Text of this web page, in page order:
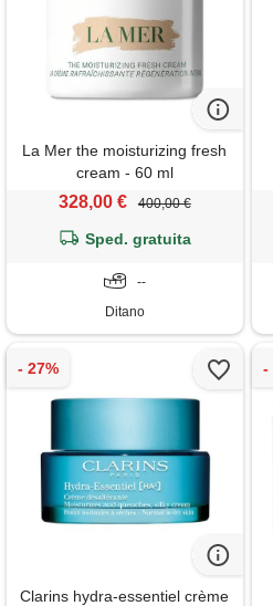
La Mer the moisturizing fresh
cream - 60 ml
328,00 € 400,00 €
Sped. gratuita
--
Ditano
Clarins hydra-essentiel crème